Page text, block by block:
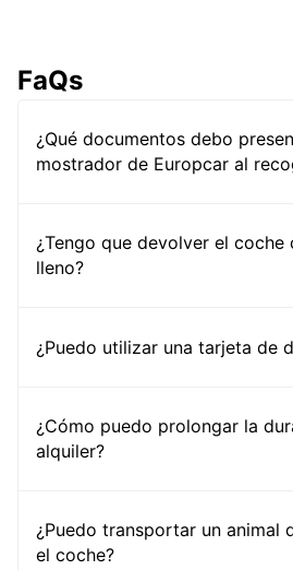
FaQs
¿Qué documentos debo
mostrador de Europcar al
¿Tengo que devolver el
lleno?
¿Puedo utilizar una tarjeta de
¿Cómo puedo prolongar la
alquiler?
¿Puedo transportar un animal
el coche?